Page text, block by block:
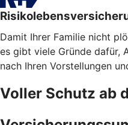
Damit Ihrer Familie nicht
es gibt viele Gründe dafür,
nach Ihren Vorstellungen
Voller Schutz ab